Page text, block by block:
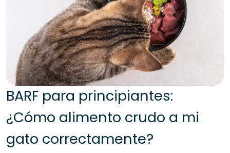
BARF para principiantes:
¿Cómo alimento crudo a mi
gato correctamente?